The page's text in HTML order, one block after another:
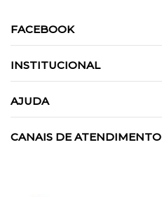
FACEBOOK
INSTITUCIONAL
AJUDA
CANAIS DE ATENDIMENTO